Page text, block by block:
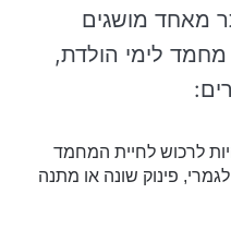
מאחד מושגים
לימי הולדת,
לרכוש לחיית המחמד
פינוק שונה או מתנה